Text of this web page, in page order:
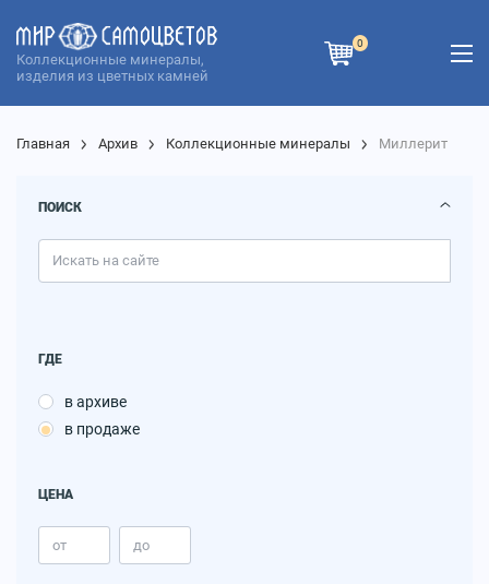
Коллекционные минералы,
изделия из цветных камней
0
Главная Архив Коллекционные минералы Миллерит
ПОИСК
ГДЕ
в архиве
в продаже
ЦЕНА